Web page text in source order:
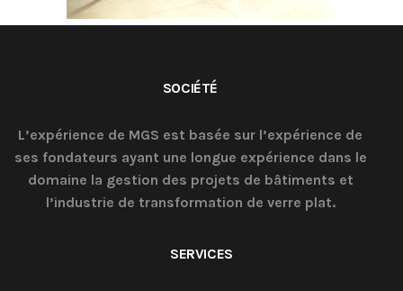
SOCIÉTÉ
L’expérience de MGS est basée sur l’expérience de
ses fondateurs ayant une longue expérience dans le
domaine la gestion des projets de bâtiments et
l’industrie de transformation de verre plat.
SERVICES